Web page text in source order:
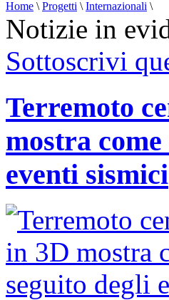
Home \ Progetti \ Internazionali \
Notizie in
Sottoscrivi
Terremoto
mostra
eventi sismici